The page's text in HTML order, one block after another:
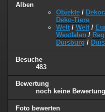
Alben
Objekte /
Deko-Tiere
Welt / Welt /
Westfalen /
Duisburg /
Besuche
483
Bewertung
noch keine Bewertung
Foto bewerten